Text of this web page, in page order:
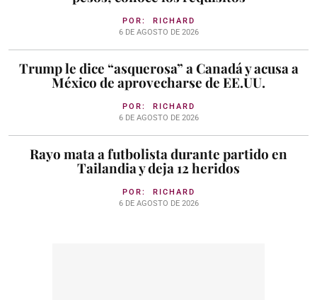
POR: RICHARD
6 DE AGOSTO DE 2026
Trump le dice “asquerosa” a Canadá y acusa a
México de aprovecharse de EE.UU.
POR: RICHARD
6 DE AGOSTO DE 2026
Rayo mata a futbolista durante partido en
Tailandia y deja 12 heridos
POR: RICHARD
6 DE AGOSTO DE 2026